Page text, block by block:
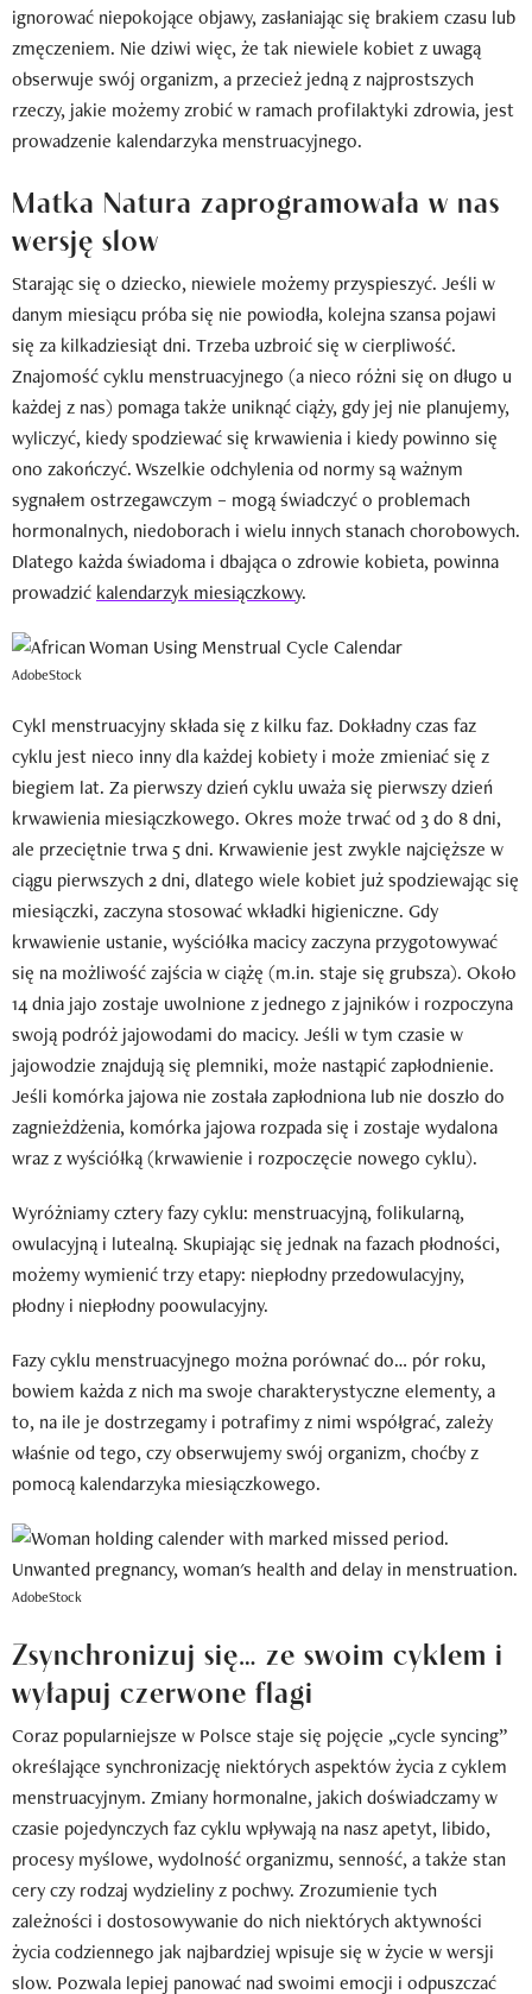
ignorować niepokojące objawy, zasłaniając się brakiem czasu lub
zmęczeniem. Nie dziwi więc, że tak niewiele kobiet z uwagą
obserwuje swój organizm, a przecież jedną z najprostszych
rzeczy, jakie możemy zrobić w ramach profilaktyki zdrowia, jest
prowadzenie kalendarzyka menstruacyjnego.
Matka Natura zaprogramowała w nas
wersję slow
Starając się o dziecko, niewiele możemy przyspieszyć. Jeśli w
danym miesiącu próba się nie powiodła, kolejna szansa pojawi
się za kilkadziesiąt dni. Trzeba uzbroić się w cierpliwość.
Znajomość cyklu menstruacyjnego (a nieco różni się on długo u
każdej z nas) pomaga także uniknąć ciąży, gdy jej nie planujemy,
wyliczyć, kiedy spodziewać się krwawienia i kiedy powinno się
ono zakończyć. Wszelkie odchylenia od normy są ważnym
sygnałem ostrzegawczym – mogą świadczyć o problemach
hormonalnych, niedoborach i wielu innych stanach chorobowych.
Dlatego każda świadoma i dbająca o zdrowie kobieta, powinna
prowadzić kalendarzyk miesiączkowy.
AdobeStock
Cykl menstruacyjny składa się z kilku faz. Dokładny czas faz
cyklu jest nieco inny dla każdej kobiety i może zmieniać się z
biegiem lat. Za pierwszy dzień cyklu uważa się pierwszy dzień
krwawienia miesiączkowego. Okres może trwać od 3 do 8 dni,
ale przeciętnie trwa 5 dni. Krwawienie jest zwykle najcięższe w
ciągu pierwszych 2 dni, dlatego wiele kobiet już spodziewając się
miesiączki, zaczyna stosować wkładki higieniczne. Gdy
krwawienie ustanie, wyściółka macicy zaczyna przygotowywać
się na możliwość zajścia w ciążę (m.in. staje się grubsza). Około
14 dnia jajo zostaje uwolnione z jednego z jajników i rozpoczyna
swoją podróż jajowodami do macicy. Jeśli w tym czasie w
jajowodzie znajdują się plemniki, może nastąpić zapłodnienie.
Jeśli komórka jajowa nie została zapłodniona lub nie doszło do
zagnieżdżenia, komórka jajowa rozpada się i zostaje wydalona
wraz z wyściółką (krwawienie i rozpoczęcie nowego cyklu).
Wyróżniamy cztery fazy cyklu: menstruacyjną, folikularną,
owulacyjną i lutealną. Skupiając się jednak na fazach płodności,
możemy wymienić trzy etapy: niepłodny przedowulacyjny,
płodny i niepłodny poowulacyjny.
Fazy cyklu menstruacyjnego można porównać do… pór roku,
bowiem każda z nich ma swoje charakterystyczne elementy, a
to, na ile je dostrzegamy i potrafimy z nimi współgrać, zależy
właśnie od tego, czy obserwujemy swój organizm, choćby z
pomocą kalendarzyka miesiączkowego.
AdobeStock
Zsynchronizuj się… ze swoim cyklem i
wyłapuj czerwone flagi
Coraz popularniejsze w Polsce staje się pojęcie „cycle syncing”
określające synchronizację niektórych aspektów życia z cyklem
menstruacyjnym. Zmiany hormonalne, jakich doświadczamy w
czasie pojedynczych faz cyklu wpływają na nasz apetyt, libido,
procesy myślowe, wydolność organizmu, senność, a także stan
cery czy rodzaj wydzieliny z pochwy. Zrozumienie tych
zależności i dostosowywanie do nich niektórych aktywności
życia codziennego jak najbardziej wpisuje się w życie w wersji
slow. Pozwala lepiej panować nad swoimi emocji i odpuszczać